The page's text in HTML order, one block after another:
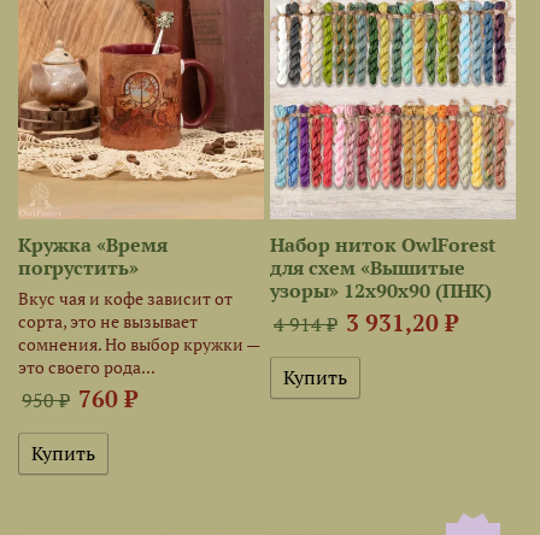
Кружка «Время
погрустить»
Вкус чая и кофе зависит от
сорта, это не вызывает
сомнения. Но выбор кружки —
это своего рода...
950 ₽ 760 ₽
Набор ниток OwlForest
для схем «Вышитые
узоры» 12х90х90 (ПНК)
4 914 ₽ 3 931,20 ₽